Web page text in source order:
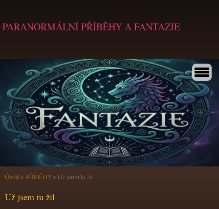
PARANORMÁLNÍ PŘÍBĚHY A FANTAZIE
Úvod » PŘÍBĚHY » Už jsem tu žil
Už jsem tu žil